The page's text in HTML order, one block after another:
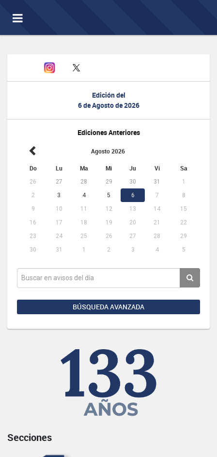
Toggle
navigation
Edición del
6 de Agosto de 2026
Ediciones Anteriores
Agosto 2026
Do Lu Ma Mi Ju Vi Sa
26 27 28 29 30 31
1
2
3 4 5 6 7
8
9
10 11 12 13 14
15
16
17 18 19 20 21
22
23
24 25 26 27 28
29
30
31 1 2 3 4 5
BÚSQUEDA AVANZADA
Secciones